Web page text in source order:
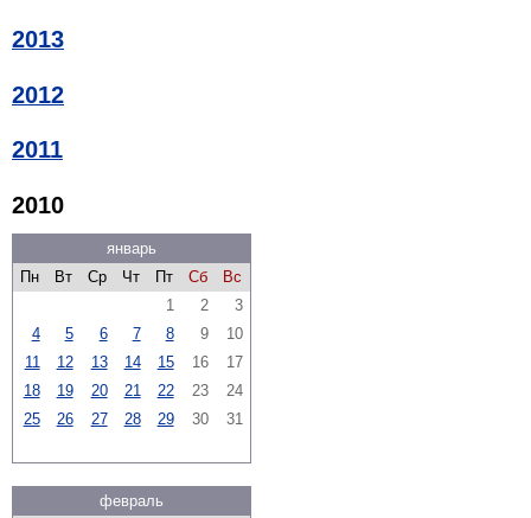
2013
2012
2011
2010
январь
Пн
Вт Ср Чт Пт Сб
Вс
1
2
3
4
5 6 7 8 9
10
11
12 13 14 15 16
17
18
19 20 21 22 23
24
25
26 27 28 29 30 31
февраль